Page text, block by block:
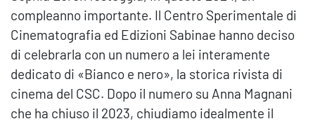
compleanno importante. Il Centro Sperimentale di
Cinematografia ed Edizioni Sabinae hanno deciso
di celebrarla con un numero a lei interamente
dedicato di «Bianco e nero», la storica rivista di
cinema del CSC. Dopo il numero su Anna Magnani
che ha chiuso il 2023, chiudiamo idealmente il